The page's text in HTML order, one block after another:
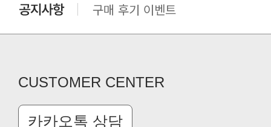
구매 후기 이벤트
CUSTOMER CENTER
카카오톡 상담